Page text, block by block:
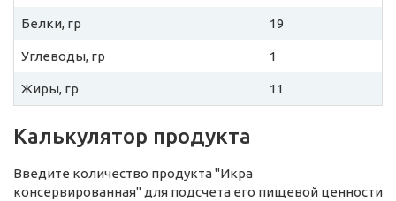
Белки, гр 19
Углеводы, гр 1
Жиры, гр 11
Калькулятор продукта
Введите количество продукта "Икра
консервированная" для подсчета его пищевой ценности